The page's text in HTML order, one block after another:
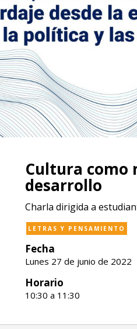
Cultura como
desarrollo
Charla dirigida a
LETRAS Y PENSAMIENTO
Fecha
Lunes 27 de junio de 2022
Horario
10:30 a 11:30